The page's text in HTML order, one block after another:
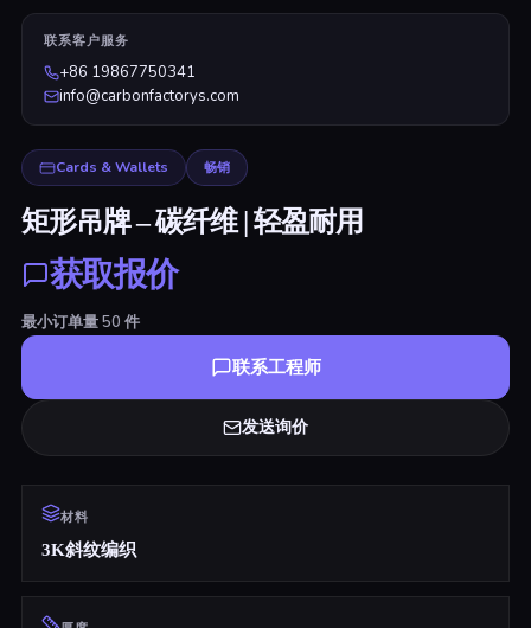
联系客户服务
+86 19867750341
info@carbonfactorys.com
Cards & Wallets 畅销
矩形吊牌 – 碳纤维 | 轻盈耐用
获取报价
最小订单量50 件
联系工程师
发送询价
材料
3K斜纹编织